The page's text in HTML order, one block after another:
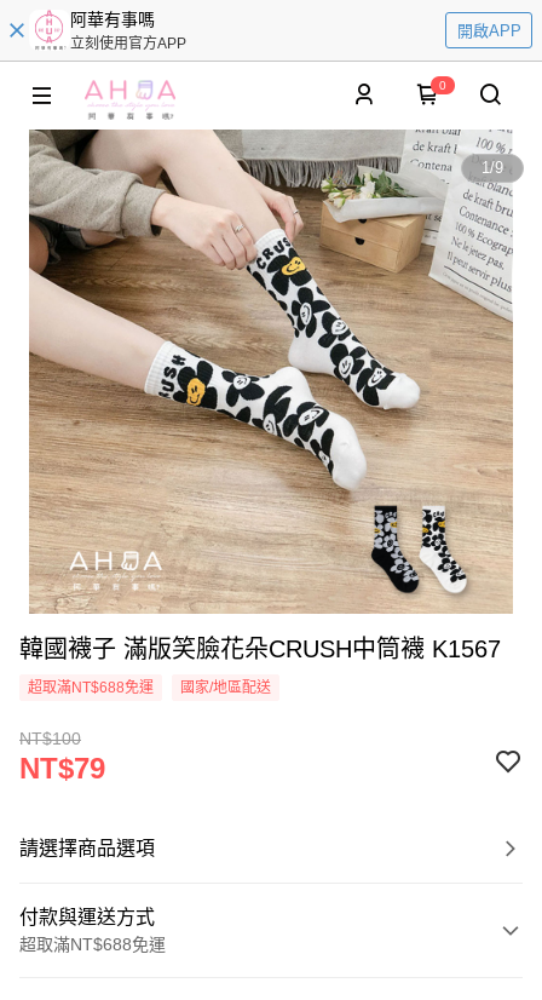
阿華有事嗎
立刻使用官方APP
開啟APP
0
1/9
韓國襪子 滿版笑臉花朵CRUSH中筒襪 K1567
超取滿NT$688免運 國家/地區配送
NT$100
NT$79
請選擇商品選項
付款與運送方式
超取滿NT$688免運